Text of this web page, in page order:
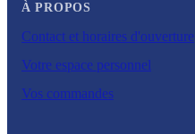
À PROPOS
Contact et horaires d'ouverture
Votre espace personnel
Vos commandes